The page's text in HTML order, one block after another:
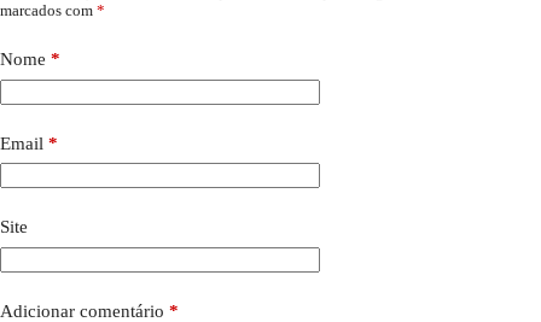
marcados com *
Nome *
Email *
Site
Adicionar comentário *